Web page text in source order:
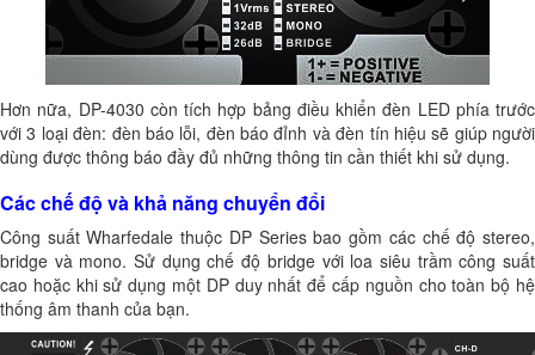
Hơn nữa, DP-4030 còn tích hợp bảng điều khiển đèn LED phía trước
với 3 loại đèn: đèn báo lỗi, đèn báo đỉnh và đèn tín hiệu sẽ giúp người
dùng được thông báo đầy đủ những thông tin cần thiết khi sử dụng.
Các chế độ và khả năng chuyển đổi
Công suất Wharfedale thuộc DP Series bao gồm các chế độ stereo,
bridge và mono. Sử dụng chế độ bridge với loa siêu trầm công suất
cao hoặc khi sử dụng một DP duy nhất để cấp nguồn cho toàn bộ hệ
thống âm thanh của bạn.